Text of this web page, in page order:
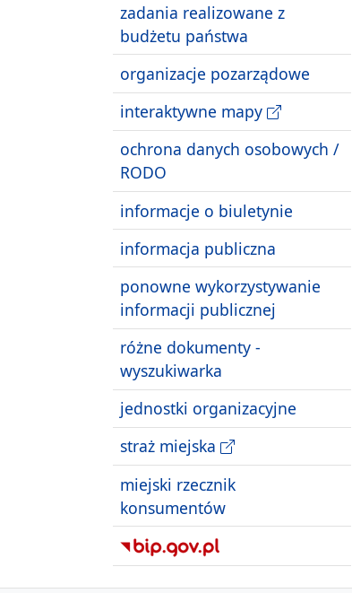
zadania realizowane z
budżetu państwa
organizacje pozarządowe
interaktywne mapy
ochrona danych osobowych /
RODO
informacje o biuletynie
informacja publiczna
ponowne wykorzystywanie
informacji publicznej
różne dokumenty -
wyszukiwarka
jednostki organizacyjne
straż miejska
miejski rzecznik
konsumentów